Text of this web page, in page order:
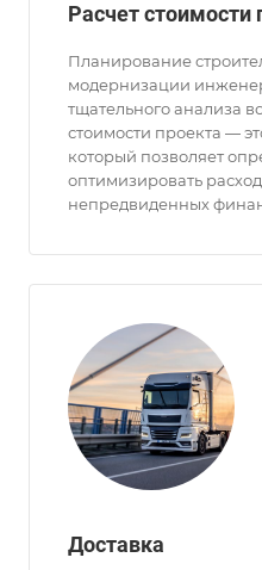
Расчет стоимости
Планирование
модернизации
тщательного анализа
стоимости проекта —
который позволяет
оптимизировать
непредвиденных
Доставка